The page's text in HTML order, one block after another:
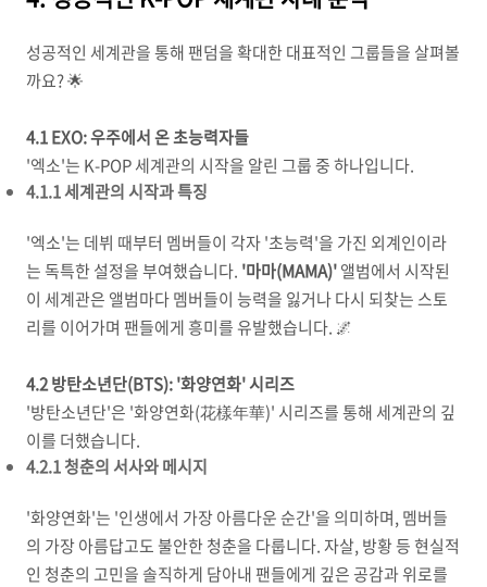
성공적인 세계관을 통해 팬덤을 확대한 대표적인 그룹들을 살펴볼
까요? 🌟
4.1 EXO: 우주에서 온 초능력자들
'엑소'는 K-POP 세계관의 시작을 알린 그룹 중 하나입니다.
4.1.1 세계관의 시작과 특징
'엑소'는 데뷔 때부터 멤버들이 각자 '초능력'을 가진 외계인이라
는 독특한 설정을 부여했습니다. '마마(MAMA)'앨범에서 시작된
이 세계관은 앨범마다 멤버들이 능력을 잃거나 다시 되찾는 스토
리를 이어가며 팬들에게 흥미를 유발했습니다. 🌌
4.2 방탄소년단(BTS): '화양연화' 시리즈
'방탄소년단'은 '화양연화(花樣年華)' 시리즈를 통해 세계관의 깊
이를 더했습니다.
4.2.1 청춘의 서사와 메시지
'화양연화'는 '인생에서 가장 아름다운 순간'을 의미하며, 멤버들
의 가장 아름답고도 불안한 청춘을 다룹니다. 자살, 방황 등 현실적
인 청춘의 고민을 솔직하게 담아내 팬들에게 깊은 공감과 위로를